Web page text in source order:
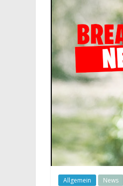
Allgemein News